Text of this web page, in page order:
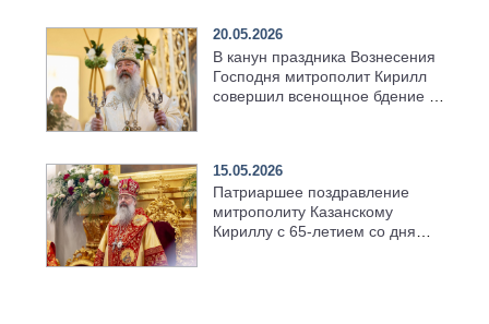
20.05.2026
В канун праздника Вознесения
Господня митрополит Кирилл
совершил всенощное бдение в
15.05.2026
Патриаршее поздравление
митрополиту Казанскому
Кириллу с 65-летием со дня